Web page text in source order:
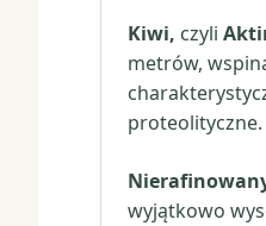
Kiwi, czyli
metrów,
wyjątkowo